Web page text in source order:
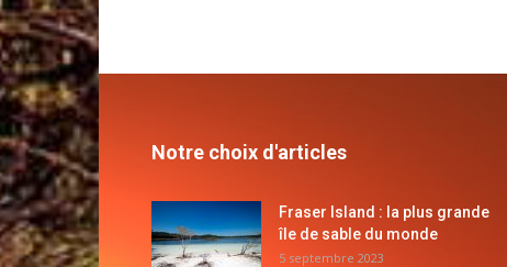
Notre choix d'articles
Fraser Island : la plus grande
île de sable du monde
5 septembre 2023